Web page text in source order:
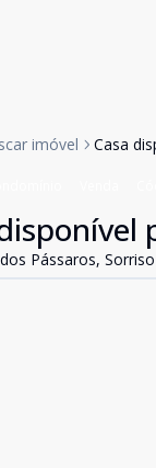
imóvel Casa
Pássaros,